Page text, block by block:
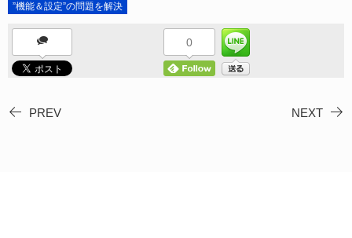
”機能＆設定”の問題を解決
0
PREV NEXT